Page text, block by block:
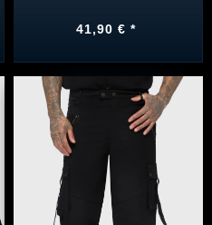
41,90 € *